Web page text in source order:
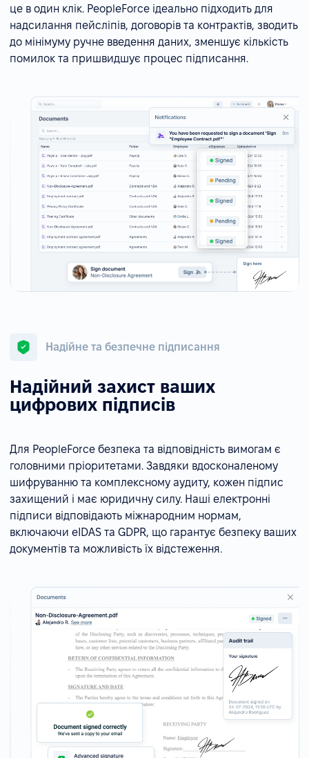
це в один клік. PeopleForce ідеально підходить для
надсилання пейсліпів, договорів та контрактів, зводить
до мінімуму ручне введення даних, зменшує кількість
помилок та пришвидшує процес підписання.
Надійне та безпечне підписання
Надійний захист ваших
цифрових підписів
Для PeopleForce безпека та відповідність вимогам є
головними пріоритетами. Завдяки вдосконаленому
шифруванню та комплексному аудиту, кожен підпис
захищений і має юридичну силу. Наші електронні
підписи відповідають міжнародним нормам,
включаючи eIDAS та GDPR, що гарантує безпеку ваших
документів та можливість їх відстеження.